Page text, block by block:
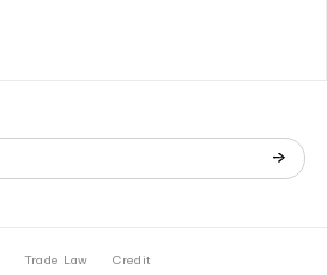
Trade Law Credit